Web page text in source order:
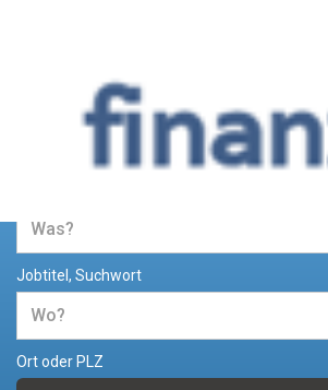
Jobs und Stellenangebote im
Bereich Finanzen
Jobtitel, Suchwort
Ort oder PLZ